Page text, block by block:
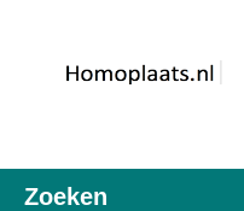
Zoeken